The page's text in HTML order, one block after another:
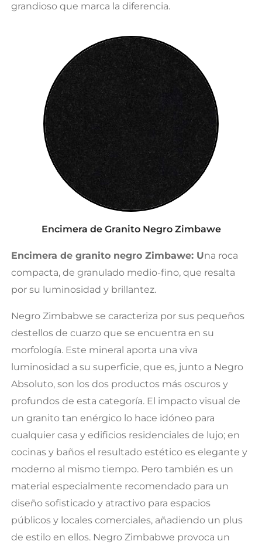
grandioso que marca la diferencia.
Encimera de Granito Negro Zimbawe
Encimera de granito negro Zimbawe: Una roca
compacta, de granulado medio-fino, que resalta
por su luminosidad y brillantez.
Negro Zimbabwe se caracteriza por sus pequeños
destellos de cuarzo que se encuentra en su
morfología. Este mineral aporta una viva
luminosidad a su superficie, que es, junto a Negro
Absoluto, son los dos productos más oscuros y
profundos de esta categoría. El impacto visual de
un granito tan enérgico lo hace idóneo para
cualquier casa y edificios residenciales de lujo; en
cocinas y baños el resultado estético es elegante y
moderno al mismo tiempo. Pero también es un
material especialmente recomendado para un
diseño sofisticado y atractivo para espacios
públicos y locales comerciales, añadiendo un plus
de estilo en ellos. Negro Zimbabwe provoca un